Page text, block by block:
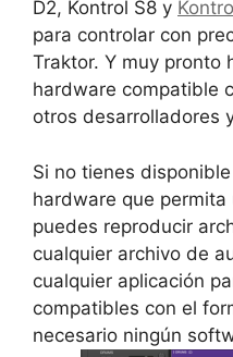
D2, Kontrol S8 y
para controlar con
Traktor. Y muy pronto
hardware compatible
otros desarrolladores
Si no tienes
hardware que
puedes reproducir
cualquier archivo de
cualquier aplicación
compatibles con el
necesario ningún